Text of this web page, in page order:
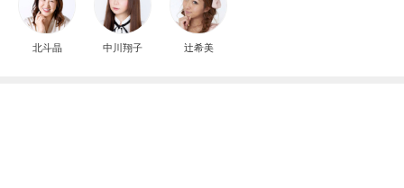
北斗晶 中川翔子 辻希美